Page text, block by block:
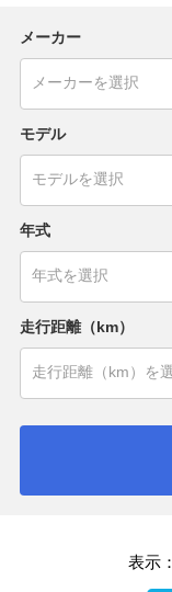
メーカー
モデル
年式
走行距離（km）
表示：